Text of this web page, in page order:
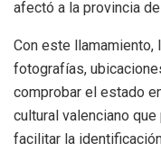
afectó a la provincia
Con este llamamiento,
fotografías,
comprobar el estado
cultural valenciano
facilitar la